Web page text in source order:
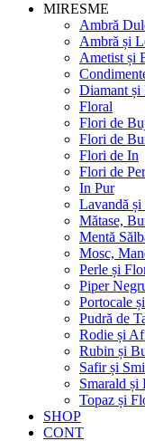
MIRESME
Ambră
Ambră și
Ametist și
Diamant și
Floral
Flori de
Flori de
Flori de In
Flori de
In Pur
Lavandă și
Mătase,
Mentă
Mosc,
Perle și
Piper
Portocale
Pudră de
Rodie și
Rubin și
Safir și
Smarald și
Topaz și
SHOP
CONT